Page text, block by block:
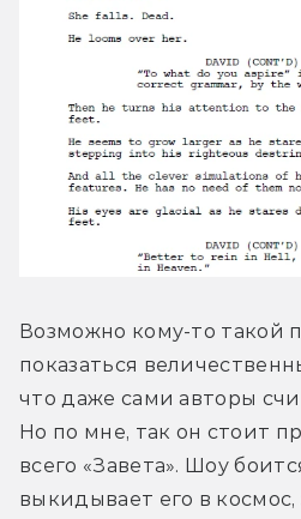
Возможно кому-то такой
показаться
что даже сами авторы
Но по мне, так он стоит
всего «Завета». Шоу
выкидывает его в космос,